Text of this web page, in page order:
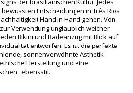
S (7899810445360), M (7899810445377),
Pflegeanleitung
Entscheidungen in Três Rios
Hand in Hand gehen. Von
Verwendung unglaublich weicher
Bikini und Badeanzug mit Blick auf
entworfen. Es ist die perfekte
sonnenverwöhnte Ästhetik
Herstellung und eine
Lebensstil.